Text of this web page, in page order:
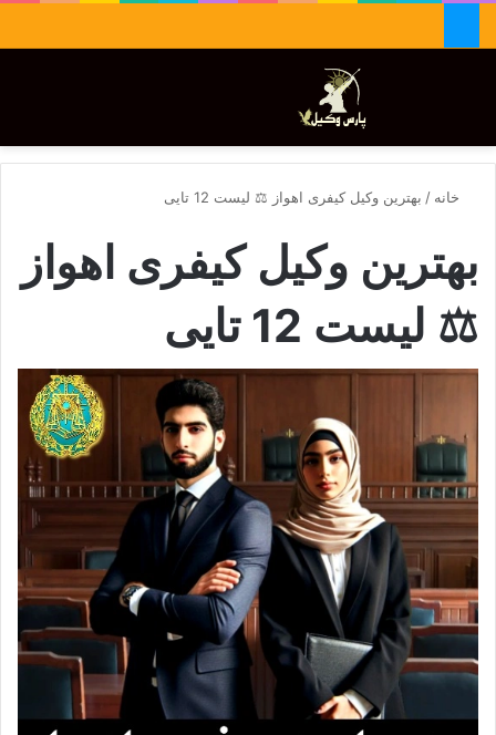
تغییر پوسته
خانه / بهترین وکیل کیفری اهواز ⚖️ لیست 12 تایی
بهترین وکیل کیفری اهواز
⚖️ لیست 12 تایی